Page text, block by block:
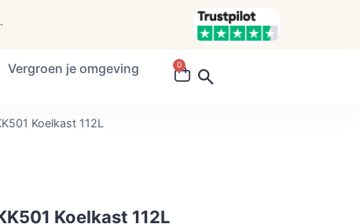
Vergroen je omgeving 0
Koelkast 112L
Koelkast 112L